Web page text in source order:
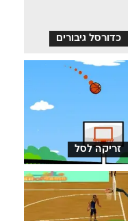
כדורסל גיבורים
זריקה לסל